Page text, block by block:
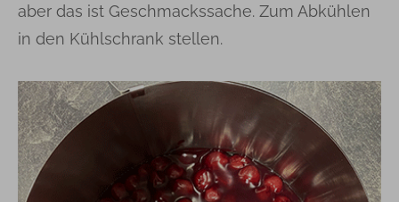
aber das ist Geschmackssache. Zum Abkühlen
in den Kühlschrank stellen.